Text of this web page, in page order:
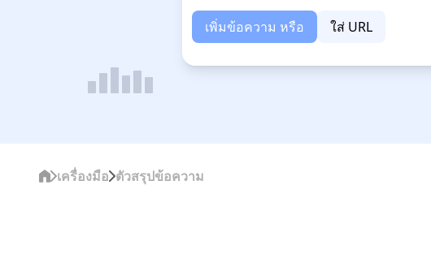
เพิ่มข้อความ หรือ ใส่ URL
เครื่องมือ ตัวสรุปข้อความ